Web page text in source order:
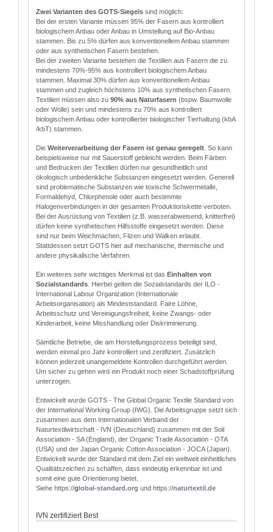
Zwei Varianten des GOTS-Siegels sind möglich:
Bei der ersten Variante müssen 95% der Fasern aus kontrolliert
biologischem Anbau oder Anbau in Umstellung auf Bio-Anbau
stammen. Bis zu 5% dürfen aus konventionellem Anbau stammen
oder aus synthetischen Fasern bestehen.
Bei der zweiten Variante bestehen die Textilien aus Fasern die zu
mindestens 70%-95% aus kontrolliert biologischem Anbau
stammen. Maximal 30% dürfen aus konventionellem Anbau
stammen und zugleich höchstens 10% aus synthetischen Fasern.
Textilien müssen also zu 90% aus Naturfasern (bspw. Baumwolle
oder Wolle) sein und mindestens zu 70% aus kontrolliert
biologischem Anbau oder kontrollierter biologischer Tierhaltung (kbA
/kbT) stammen.
Die Weiterverarbeitung der Fasern ist genau geregelt . So kann
beispielsweise nur mit Sauerstoff gebleicht werden. Beim Färben
und Bedrucken der Textilien dürfen nur gesundheitlich und
ökologisch unbedenkliche Substanzen eingesetzt werden. Generell
sind problematische Substanzen wie toxische Schwermetalle,
Formaldehyd, Chlorphenole oder auch bestimmte
Halogenverbindungen in der gesamten Produktionskette verboten.
Bei der Ausrüstung von Textilien (z.B. wasserabweisend, knitterfrei)
dürfen keine synthetischen Hilfsstoffe eingesetzt werden. Diese
sind nur beim Weichmachen, Filzen und Walken erlaubt.
Stattdessen setzt GOTS hier auf mechanische, thermische und
andere physikalische Verfahren.
Ein weiteres sehr wichtiges Merkmal ist das Einhalten von
Sozialstandards . Hierbei gelten die Sozialstandards der ILO -
International Labour Organization (Internationale
Arbeitsorganisation) als Mindeststandard. Faire Löhne,
Arbeitsschutz und Vereinigungsfreiheit, keine Zwangs- oder
Kinderarbeit, keine Misshandlung oder Diskriminierung.
Sämtliche Betriebe, die am Herstellungsprozess beteiligt sind,
werden einmal pro Jahr kontrolliert und zertifiziert. Zusätzlich
können jederzeit unangemeldete Kontrollen durchgeführt werden.
Um sicher zu gehen wird ein Produkt noch einer Schadstoffprüfung
unterzogen.
Entwickelt wurde GOTS - The Global Organic Textile Standard von
der International Working Group (IWG). Die Arbeitsgruppe setzt sich
zusammen aus dem Internationalen Verband der
Naturtextilwirtschaft - IVN (Deutschland) zusammen mit der Soil
Association - SA (England), der Organic Trade Association - OTA
(USA) und der Japan Organic Cotton Association - JOCA (Japan).
Entwickelt wurde der Standard mit dem Ziel ein weltweit einheitliches
Qualitätszeichen zu schaffen, dass eindeutig erkennbar ist und
somit eine gute Orientierung bietet.
Siehe https://global-standard.org und https://naturtextil.de
IVN zertifiziert Best